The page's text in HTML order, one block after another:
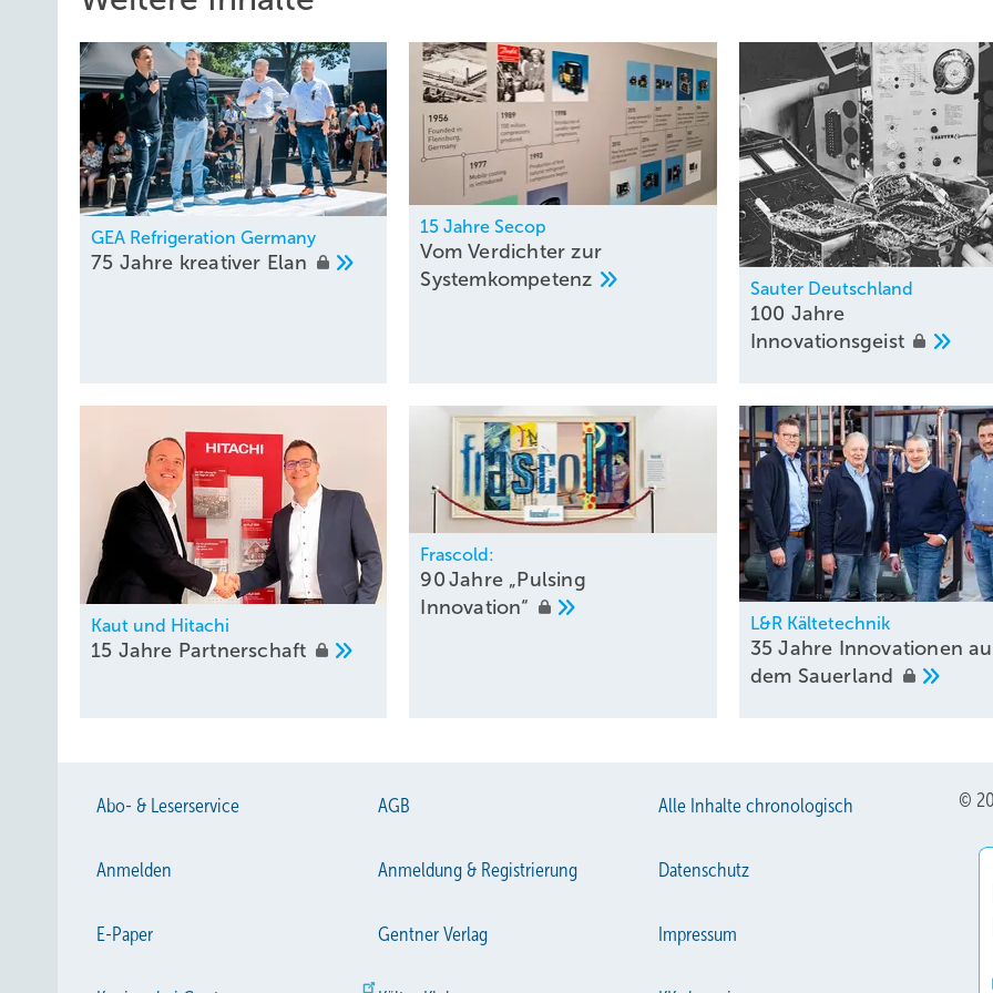
GEA Refrigeration Germany
75 Jahre kreativer Elan
15 Jahre Secop
Vom Verdichter zur
Systemkompetenz
Sauter Deutschland
100 Jahre
Innovationsgeist
Kaut und Hitachi
15 Jahre Partnerschaft
Frascold:
90 Jahre „Pulsing
Innovation“
L&R Kältetechnik
35 Jahre Innovationen
dem Sauerland
Abo- & Leserservice AGB Alle Inhalte chronologisch
Anmelden Anmeldung & Registrierung Datenschutz
E-Paper Gentner Verlag Impressum
©